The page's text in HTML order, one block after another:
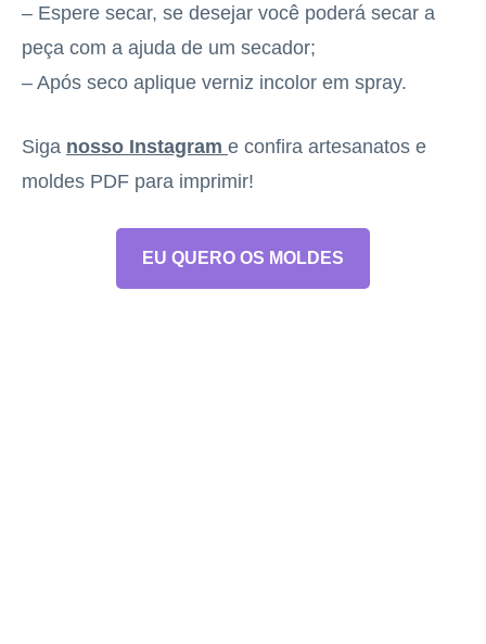
– Espere secar, se desejar você poderá secar a
peça com a ajuda de um secador;
– Após seco aplique verniz incolor em spray.
Siga nosso Instagram e confira artesanatos e
moldes PDF para imprimir!
EU QUERO OS MOLDES